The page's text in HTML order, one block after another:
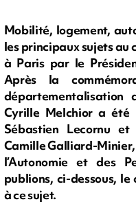
Mobilité, logement,
les principaux sujets
à Paris par le
Après la
départementalisation
Cyrille Melchior a été
Sébastien Lecornu
Camille Galliard-
l’Autonomie et des
publions, ci-dessous,
à ce sujet.